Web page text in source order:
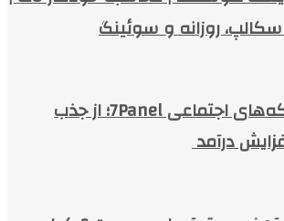
روزانه و سوئینگ
خدمات شبکه‌های اجتماعی 7Panel؛ از جذب
درآمد